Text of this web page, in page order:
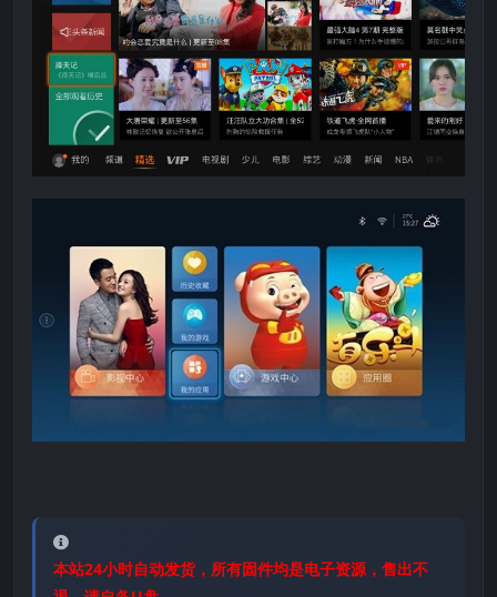
本站24小时自动发货，所有固件均是电子资源，售出不